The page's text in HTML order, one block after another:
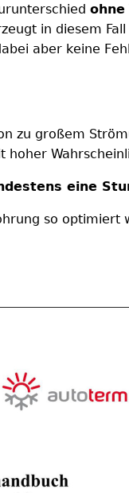
ohne
in diesem
aber keine
zu großem
hoher
eine
so